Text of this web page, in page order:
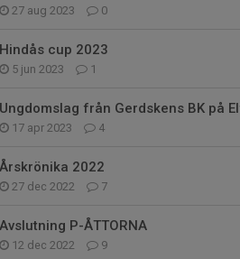
27 aug 2023 0
Hindås cup 2023
5 jun 2023 1
Ungdomslag från Gerdskens BK på
17 apr 2023 4
Årskrönika 2022
27 dec 2022 7
Avslutning P-ÅTTORNA
12 dec 2022 9